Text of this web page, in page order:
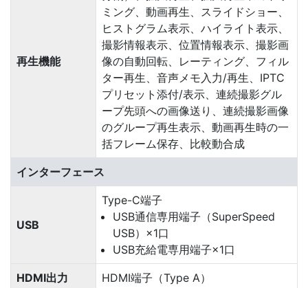
再生機能
ミング、動画再生、スライドショー、
ヒストグラム表示、ハイライト表示、
撮影情報表示、位置情報表示、撮影画
像の自動回転、レーティング、フィル
ター再生、音声メモ入力/再生、IPTC
プリセット添付/表示、連続撮影グル
ープ先頭への画像送り、連続撮影画像
のグループ再生表示、動画再生時の一
括フレーム保存、比較動合成
インターフェース
USB
Type-C端子
USB通信専用端子（SuperSpeed
USB）×1口
USB充給電専用端子×1口
HDMI出力 HDMI端子（Type A）